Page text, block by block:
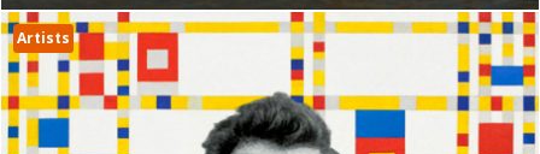
Artists